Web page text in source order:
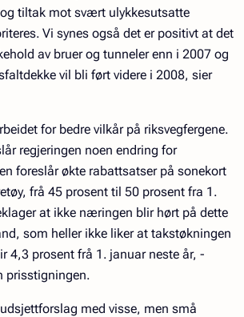
tiltak mot svært ulykkesutsatte
Vi synes også det er positivt at det
av bruer og tunneler enn i 2007 og
vil bli ført videre i 2008, sier
for bedre vilkår på riksvegfergene.
regjeringen noen endring for
foreslår økte rabattsatser på sonekort
frå 45 prosent til 50 prosent fra 1.
at ikke næringen blir hørt på dette
som heller ikke liker at takstøkningen
4,3 prosent frå 1. januar neste år, -
prisstigningen.
med visse, men små